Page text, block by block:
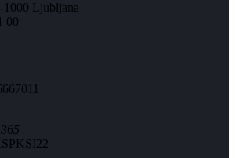
1000 Ljubljana
00